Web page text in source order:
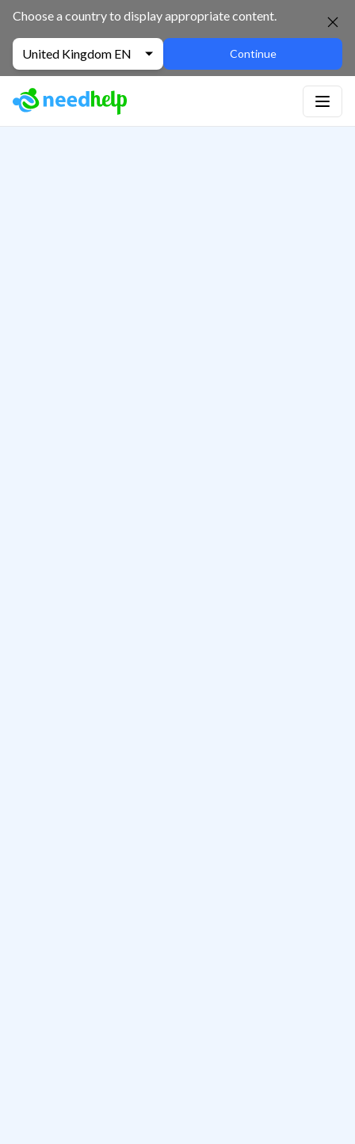
Choose a country to display appropriate content.
United Kingdom EN Continue